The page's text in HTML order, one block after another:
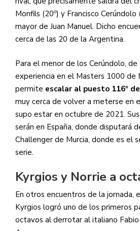
Monfils (20º) y Francisco Cerúndolo
mayor de Juan Manuel. Dicho
cerca de las 20 de la Argentina.
Para el menor de los Cerúndolo, de
experiencia en el Masters 1000 de
permite escalar al puesto 116º
muy cerca de volver a meterse en
supo estar en octubre de 2021.
serán en España, donde disputará
Challenger de Murcia, donde es el
serie.
Kyrgios y Norrie a
En otros encuentros de la jornada,
Kyrgios logró uno de los primeros
octavos al derrotar al italiano